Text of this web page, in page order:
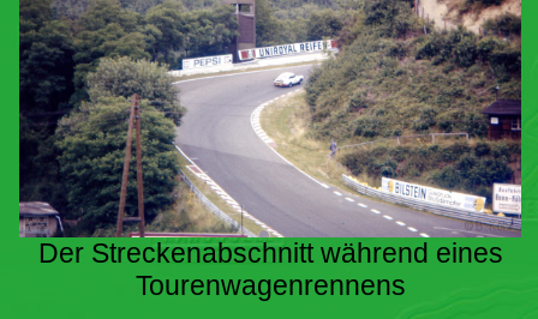
Der Streckenabschnitt während eines
Tourenwagenrennens